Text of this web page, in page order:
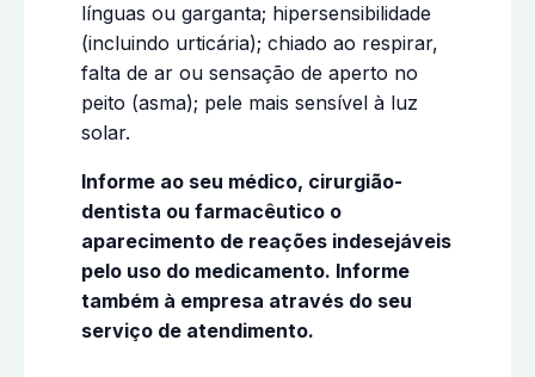
línguas ou garganta; hipersensibilidade
(incluindo urticária); chiado ao respirar,
falta de ar ou sensação de aperto no
peito (asma); pele mais sensível à luz
solar.
Informe ao seu médico, cirurgião-
dentista ou farmacêutico o
aparecimento de reações indesejáveis
pelo uso do medicamento. Informe
também à empresa através do seu
serviço de atendimento.